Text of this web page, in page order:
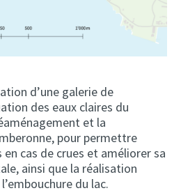
d’une galerie de
des eaux claires du
et la
pour permettre
cas de crues et améliorer sa
ainsi que la réalisation
du lac.